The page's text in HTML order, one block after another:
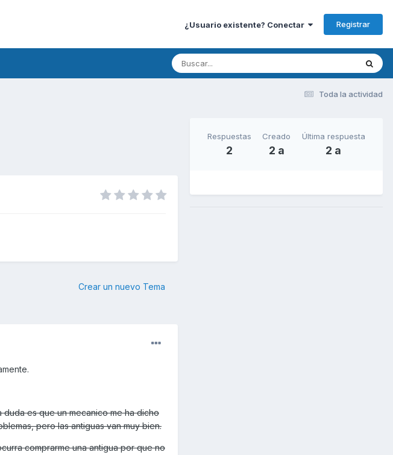
¿Usuario existente? Conectar Registrar
Toda la actividad
Crear un nuevo Tema
duda es que un mecanico me ha dicho
pero las antiguas van muy bien.
comprarme una antigua por que no
Respuestas
2
Creado
2 a
Última respuesta
2 a